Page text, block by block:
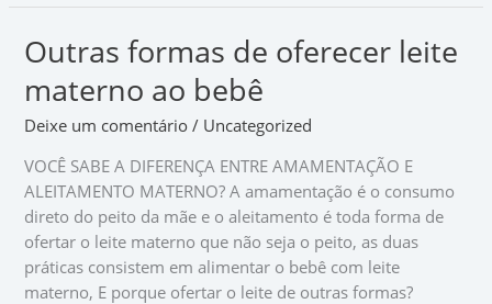
Outras formas de oferecer leite
materno ao bebê
Deixe um comentário / Uncategorized
VOCÊ SABE A DIFERENÇA ENTRE AMAMENTAÇÃO E
ALEITAMENTO MATERNO? A amamentação é o consumo
direto do peito da mãe e o aleitamento é toda forma de
ofertar o leite materno que não seja o peito, as duas
práticas consistem em alimentar o bebê com leite
materno, E porque ofertar o leite de outras formas?
Outras
formas
de
oferecer
materno
ao
bebê